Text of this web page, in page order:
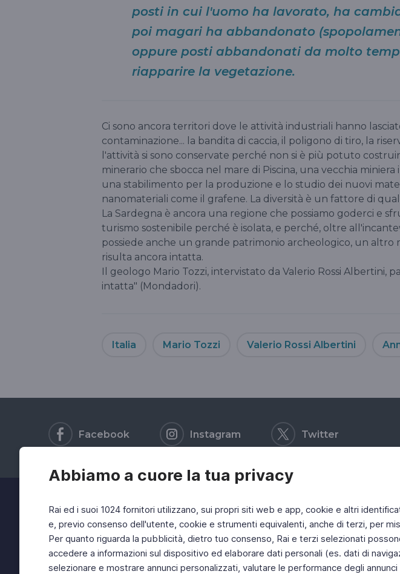
Abbiamo a cuore la tua privacy
Rai ed i suoi 1024 fornitori utilizzano, sui propri siti web e app, cookie e altri
e, previo consenso dell'utente, cookie e strumenti equivalenti, anche di terzi, per
Per quanto riguarda la pubblicità, dietro tuo consenso, Rai e terzi selezionati
accedere a informazioni sul dispositivo ed elaborare dati personali (es. dati di
selezionare e mostrare annunci personalizzati, valutare le performance degli
posti in cui l'uomo ha lavorato, ha
poi magari ha abbandonato
oppure posti abbandonati da molto
riapparire la vegetazione.
Ci sono ancora territori dove le attività industriali hanno
contaminazione... la bandita di caccia, il poligono di tiro, la
l'attività si sono conservate perché non si è più potuto
minerario che sbocca nel mare di Piscina, una vecchia miniera
una stabilimento per la produzione e lo studio dei nuovi
nanomateriali come il grafene. La diversità è un fattore di
La Sardegna è ancora una regione che possiamo goderci e
turismo sostenibile perché è isolata, e perché, oltre
possiede anche un grande patrimonio archeologico, un altro
risulta ancora intatta.
Il geologo Mario Tozzi, intervistato da Valerio Rossi Albertini,
intatta" (Mondadori).
Italia Mario Tozzi Valerio Rossi Albertini
Facebook Instagram Twitter